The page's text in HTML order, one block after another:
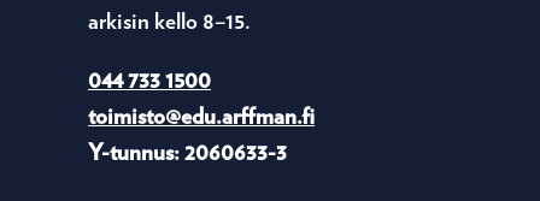
arkisin kello 8–15.
044 733 1500
toimisto@edu.arffman.fi
Y-tunnus: 2060633-3